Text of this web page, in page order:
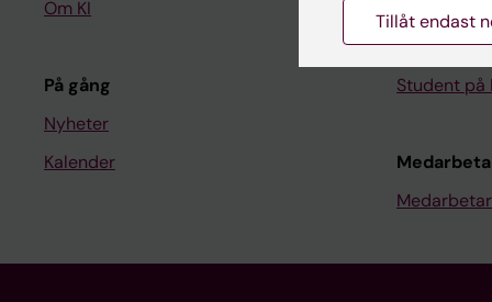
Om KI
På gång
Nyheter
Kalender
Kurs- och
Student på
Tillåt endast